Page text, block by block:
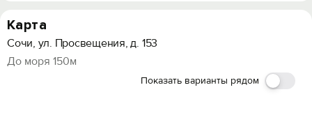
Карта
Сочи, ул. Просвещения, д. 153
До моря 150м
Показать варианты рядом